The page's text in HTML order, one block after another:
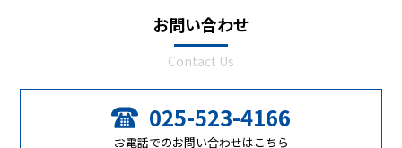
お問い合わせ
Contact Us
025-523-4166
お電話でのお問い合わせはこちら